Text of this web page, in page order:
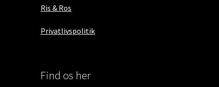
Ris & Ros
Privatlivspolitik
Find os her